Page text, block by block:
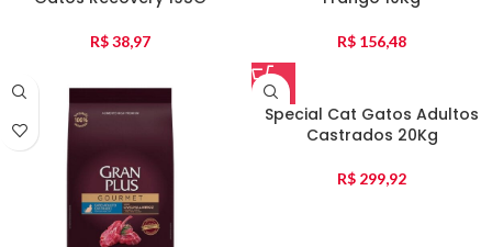
R$38,97 R$ 156,48
Special Cat Gatos Adultos
Castrados 20Kg
R$ 299,92